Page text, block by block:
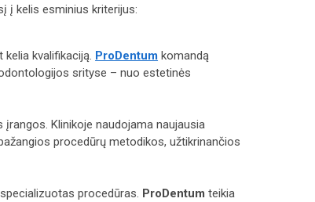
į kelis esminius kriterijus:
kvalifikaciją. ProDentum komandą
srityse – nuo estetinės
Klinikoje naudojama naujausia
procedūrų metodikos, užtikrinančios
procedūras. ProDentum teikia